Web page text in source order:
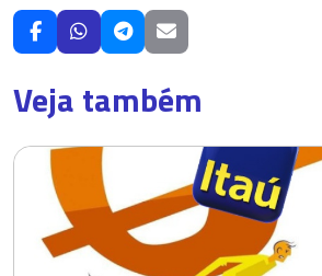
Veja também